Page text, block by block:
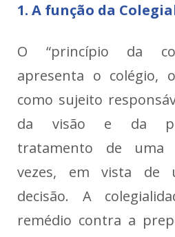
1. A função da
O “princípio da
apresenta o colégio,
como sujeito
da visão e da
tratamento de uma
vezes, em vista de
decisão. A
remédio contra a